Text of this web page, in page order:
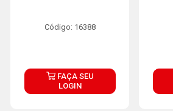
Código: 16388
FAÇA SEU
LOGIN